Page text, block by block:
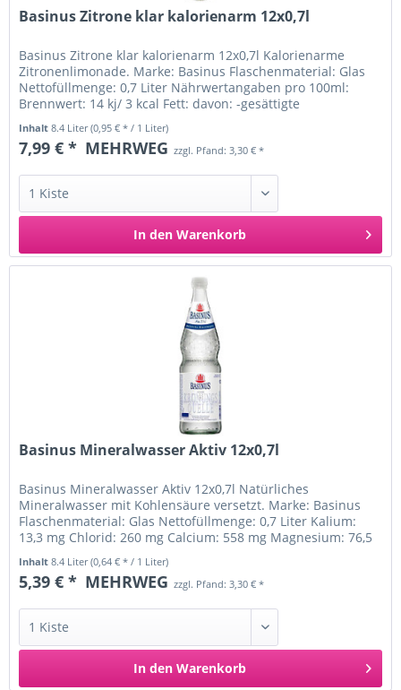
Basinus Zitrone klar kalorienarm 12x0,7l
Basinus Zitrone klar kalorienarm 12x0,7l Kalorienarme
Zitronenlimonade. Marke: Basinus Flaschenmaterial: Glas
Nettofüllmenge: 0,7 Liter Nährwertangaben pro 100ml:
Brennwert: 14 kj/ 3 kcal Fett: davon: -gesättigte
Inhalt8.4 Liter(0,95 € * / 1 Liter)
7,99 € * MEHRWEG zzgl. Pfand: 3,30 € *
In den Warenkorb
Basinus Mineralwasser Aktiv 12x0,7l
Basinus Mineralwasser Aktiv 12x0,7l Natürliches
Mineralwasser mit Kohlensäure versetzt. Marke: Basinus
Flaschenmaterial: Glas Nettofüllmenge: 0,7 Liter Kalium:
13,3 mg Chlorid: 260 mg Calcium: 558 mg Magnesium: 76,5
Inhalt8.4 Liter(0,64 € * / 1 Liter)
5,39 € * MEHRWEG zzgl. Pfand: 3,30 € *
In den Warenkorb